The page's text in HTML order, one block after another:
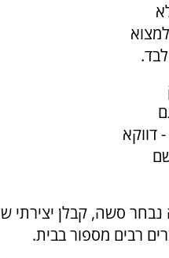
דווקא
נבחר סשה, קבלן יצירתי
רבים מספור בבית.